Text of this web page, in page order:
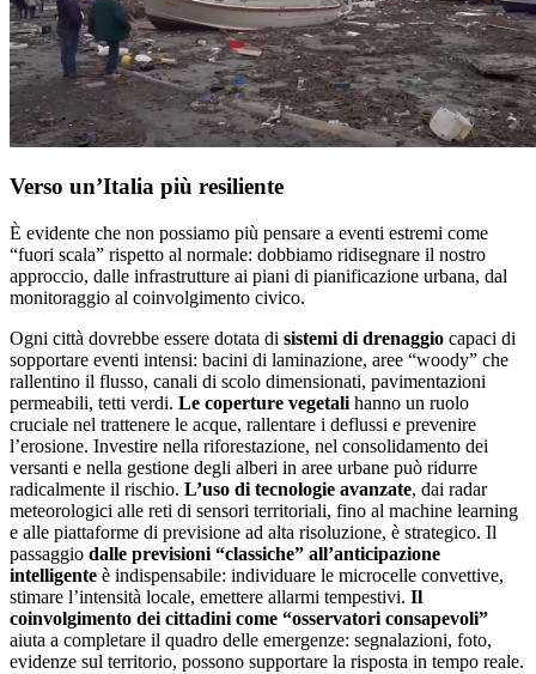
Verso un’Italia più resiliente
È evidente che non possiamo più pensare a eventi estremi come
“fuori scala” rispetto al normale: dobbiamo ridisegnare il nostro
approccio, dalle infrastrutture ai piani di pianificazione urbana, dal
monitoraggio al coinvolgimento civico.
Ogni città dovrebbe essere dotata di sistemi di drenaggio capaci di
sopportare eventi intensi: bacini di laminazione, aree “woody” che
rallentino il flusso, canali di scolo dimensionati, pavimentazioni
permeabili, tetti verdi. Le coperture vegetali hanno un ruolo
cruciale nel trattenere le acque, rallentare i deflussi e prevenire
l’erosione. Investire nella riforestazione, nel consolidamento dei
versanti e nella gestione degli alberi in aree urbane può ridurre
radicalmente il rischio. L’uso di tecnologie avanzate, dai radar
meteorologici alle reti di sensori territoriali, fino al machine learning
e alle piattaforme di previsione ad alta risoluzione, è strategico. Il
passaggio dalle previsioni “classiche” all’anticipazione
intelligente è indispensabile: individuare le microcelle convettive,
stimare l’intensità locale, emettere allarmi tempestivi. Il
coinvolgimento dei cittadini come “osservatori consapevoli”
aiuta a completare il quadro delle emergenze: segnalazioni, foto,
evidenze sul territorio, possono supportare la risposta in tempo reale.